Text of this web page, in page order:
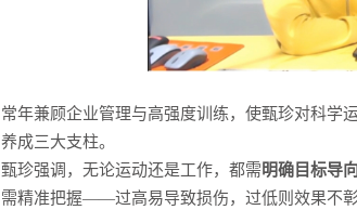
常年兼顾企业管理与高强度训练，使甄珍对科学
养成三大支柱。
甄珍强调，无论运动还是工作，都需 明确目标导
需精准把握——过高易导致损伤，过低则效果不彰